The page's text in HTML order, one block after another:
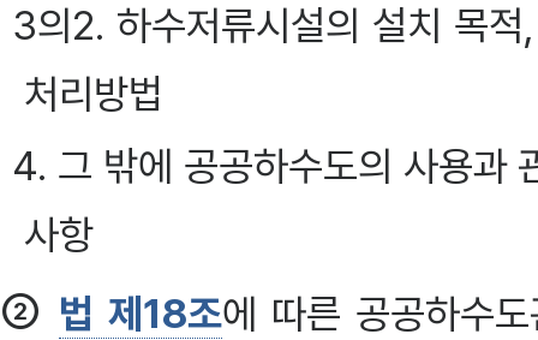
3의2. 하수저류시설의 설치 목
처리방법
4. 그 밖에 공공하수도의 사용과
사항
② 법 제18조에 따른 공공하수